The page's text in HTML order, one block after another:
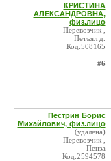
КРИСТИНА
АЛЕКСАНДРОВНА,
физ.лицо
Перевозчик ,
Петъял д.
Код:508165
#6
Пестрин Борис
Михайлович, физ.лицо
(удалена)
Перевозчик ,
Пенза
Код:2594578